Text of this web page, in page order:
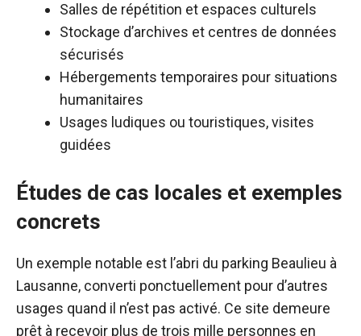
Salles de répétition et espaces culturels
Stockage d’archives et centres de données
sécurisés
Hébergements temporaires pour situations
humanitaires
Usages ludiques ou touristiques, visites
guidées
Études de cas locales et exemples
concrets
Un exemple notable est l’abri du parking Beaulieu à
Lausanne, converti ponctuellement pour d’autres
usages quand il n’est pas activé. Ce site demeure
prêt à recevoir plus de trois mille personnes en